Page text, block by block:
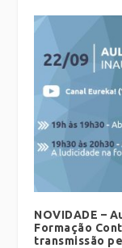
NOVIDADE –
Formação
transmissão